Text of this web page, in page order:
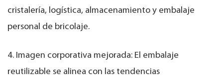
cristalería, logística, almacenamiento y embalaje
personal de bricolaje.
4. Imagen corporativa mejorada: El embalaje
reutilizable se alinea con las tendencias